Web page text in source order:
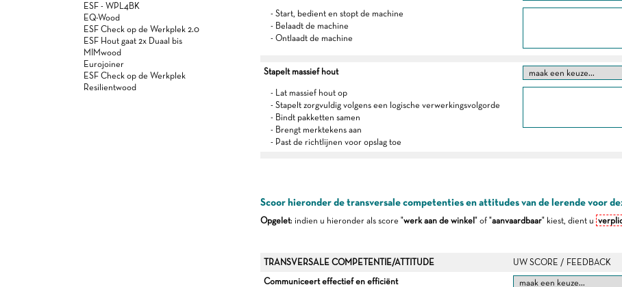
ESF - WPL4BK
EQ-Wood
ESF Check op de Werkplek 2.0
ESF Hout gaat 2x Duaal bis
MIMwood
Eurojoiner
ESF Check op de Werkplek
Resilientwood
- Start, bedient en stopt de machine
- Belaadt de machine
- Ontlaadt de machine
Stapelt massief hout
- Lat massief hout op
- Stapelt zorgvuldig volgens een logische verwerkingsvolgorde
- Bindt pakketten samen
- Brengt merktekens aan
- Past de richtlijnen voor opslag toe
Scoor hieronder de transversale competenties en attitudes van de lerende voor
Opgelet: indien u hieronder als score "werk aan de winkel " of "aanvaardbaar" kiest, dient u
TRANSVERSALE COMPETENTIE/ATTITUDE UW SCORE / FEEDBACK
Communiceert effectief en efficiënt